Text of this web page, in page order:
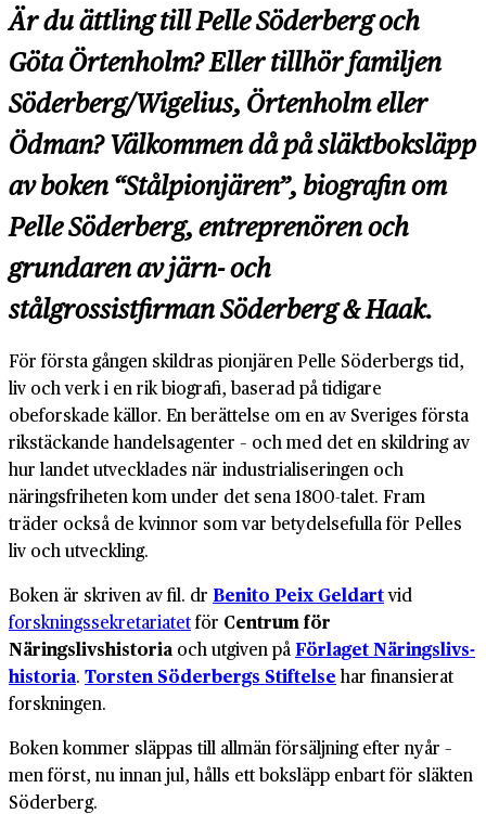
Är du ättling till Pelle Söderberg och
Göta Örtenholm? Eller tillhör familjen
Söderberg/Wigelius, Örtenholm eller
Ödman? Välkommen då på släktboksläpp
av boken “Stålpionjären”, biografin om
Pelle Söderberg, entreprenören och
grundaren av järn- och
stålgrossistfirman Söderberg & Haak.
För första gången skildras pionjären Pelle Söderbergs tid,
liv och verk i en rik biografi, baserad på tidigare
obeforskade källor. En berättelse om en av Sveriges första
rikstäckande handelsagenter – och med det en skildring av
hur landet utvecklades när industrialiseringen och
näringsfriheten kom under det sena 1800-talet. Fram
träder också de kvinnor som var betydelsefulla för Pelles
liv och utveckling.
Boken är skriven av fil. dr Benito Peix Geldartvid
forskningssekretariatetför Centrum för
Näringslivshistoria och utgiven påFörlaget Närings­livs­
historia. Torsten Söderbergs Stiftelse har finansierat
forskningen.
Boken kommer släppas till allmän försäljning efter nyår –
men först, nu innan jul, hålls ett boksläpp enbart för släkten
Söderberg.